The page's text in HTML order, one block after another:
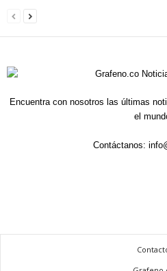
Encuentra con nosotros las últimas
el
Contáctanos: